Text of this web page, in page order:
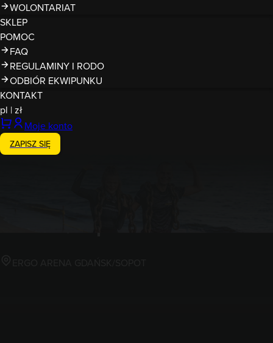
WOLONTARIAT
SKLEP
POMOC
FAQ
REGULAMINY I RODO
ODBIÓR EKWIPUNKU
KONTAKT
pl |zł
Moje konto
ZAPISZ SIĘ